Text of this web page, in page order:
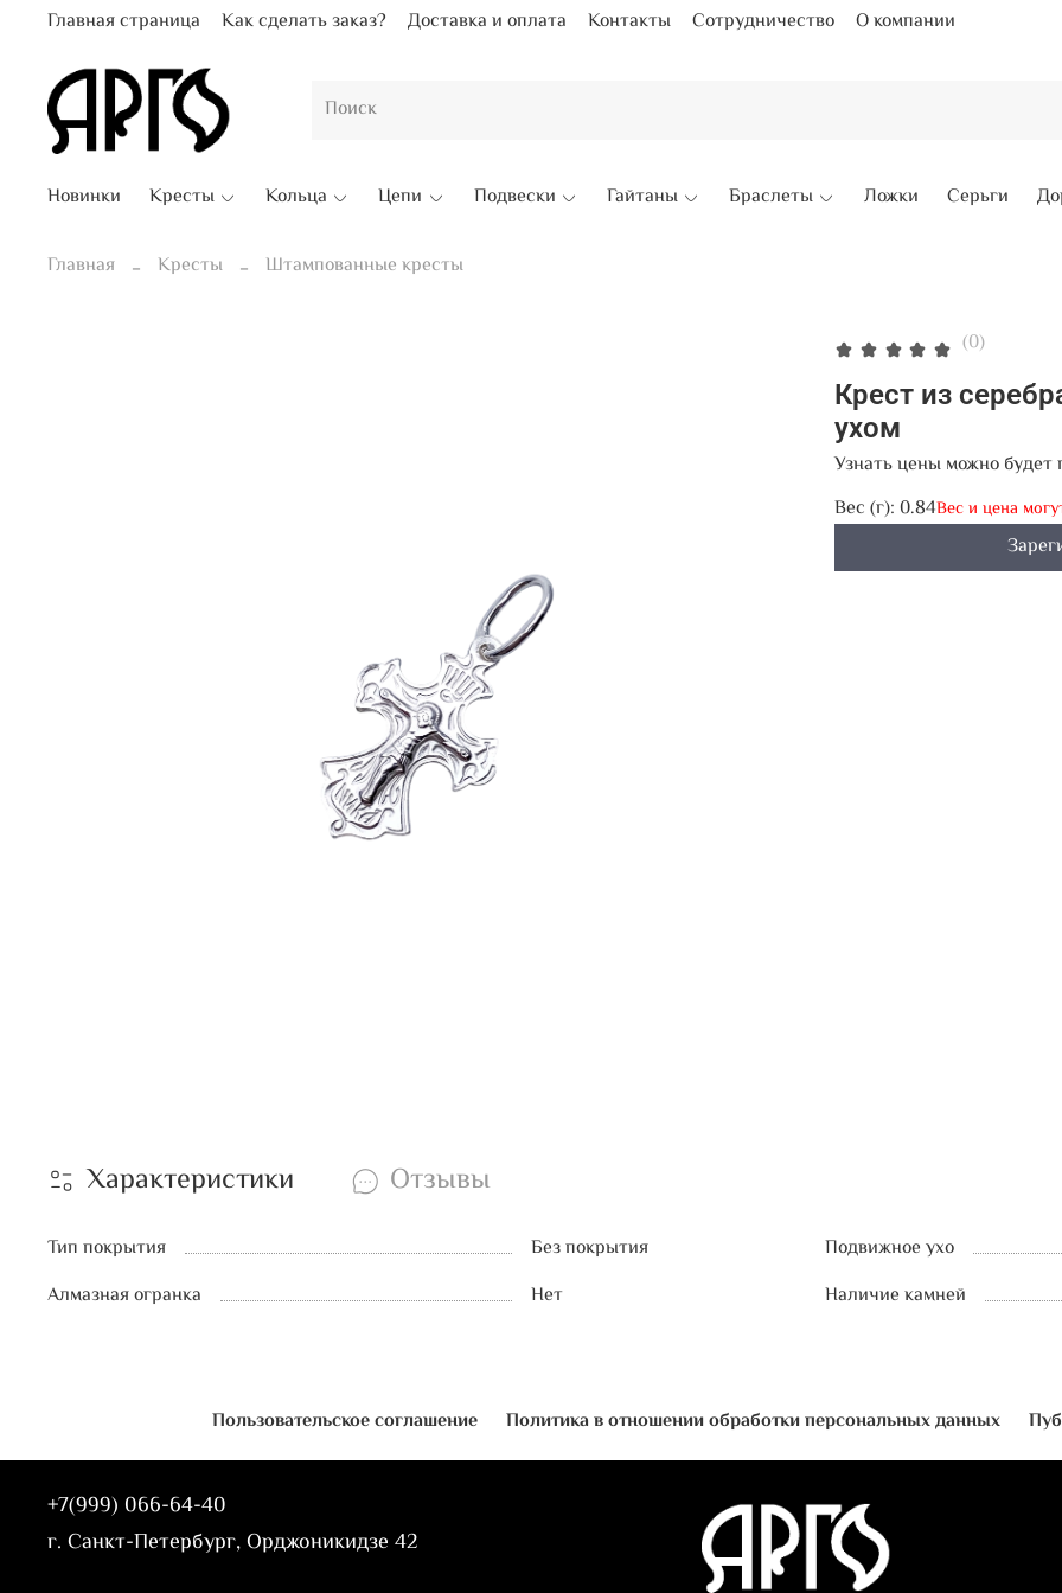
Главная страница Как сделать заказ? Доставка и оплата Контакты Сотрудничество О компании
Новинки Кресты Кольца Цепи Подвески Гайтаны Браслеты Ложки Серьги
Главная Кресты Штампованные кресты
(0)
Крест из
ухом
Узнать цены можно будет
Вес (г): 0.84Вес и цена
Характеристики Отзывы
Тип покрытия Без покрытия Подвижное ухо
Алмазная огранка
Нет Наличие камней
Пользовательское соглашение Политика в отношении обработки персональных данных
+7(999) 066-64-40
г. Санкт-Петербург, Орджоникидзе 42